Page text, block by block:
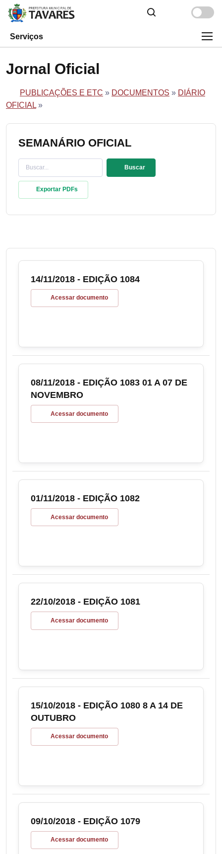
Serviços
Jornal Oficial
PUBLICAÇÕES E ETC » DOCUMENTOS » DIÁRIO
OFICIAL »
SEMANÁRIO OFICIAL
Buscar
Exportar PDFs
14/11/2018 - EDIÇÃO 1084
Acessar documento
08/11/2018 - EDIÇÃO 1083 01 A 07 DE
NOVEMBRO
Acessar documento
01/11/2018 - EDIÇÃO 1082
Acessar documento
22/10/2018 - EDIÇÃO 1081
Acessar documento
15/10/2018 - EDIÇÃO 1080 8 A 14 DE
OUTUBRO
Acessar documento
09/10/2018 - EDIÇÃO 1079
Acessar documento